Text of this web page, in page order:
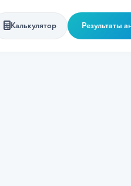
Калькулятор Результаты